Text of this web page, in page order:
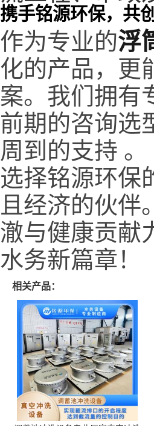
携手铭源环保，共
作为专业的浮
化的产品，更
案。我们拥有
前期的咨询选
周到的支持 。
选择铭源环保
且经济的伙伴
澈与健康贡献
水务新篇章！
相关产品：